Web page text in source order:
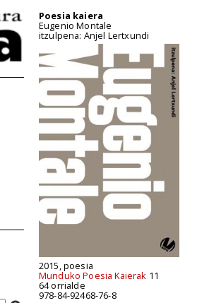
Poesia kaiera
Eugenio Montale
itzulpena: Anjel Lertxundi
2015, poesia
Munduko Poesia Kaierak 11
64 orrialde
978-84-92468-76-8